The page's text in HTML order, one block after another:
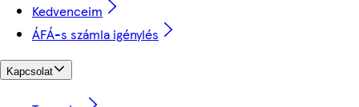
Kedvenceim
ÁFÁ-s számla igénylés
Kapcsolat